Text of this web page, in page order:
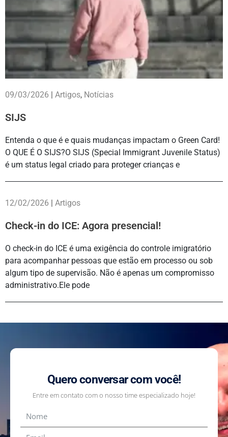
09/03/2026 | Artigos, Notícias
SIJS
Entenda o que é e quais mudanças impactam o Green Card!
O QUE É O SIJS?O SIJS (Special Immigrant Juvenile Status)
é um status legal criado para proteger crianças e
12/02/2026 | Artigos
Check-in do ICE: Agora presencial!
O check-in do ICE é uma exigência do controle imigratório
para acompanhar pessoas que estão em processo ou sob
algum tipo de supervisão. Não é apenas um compromisso
administrativo.Ele pode
Quero conversar com você!
Entre em contato com o nosso time especializado hoje!